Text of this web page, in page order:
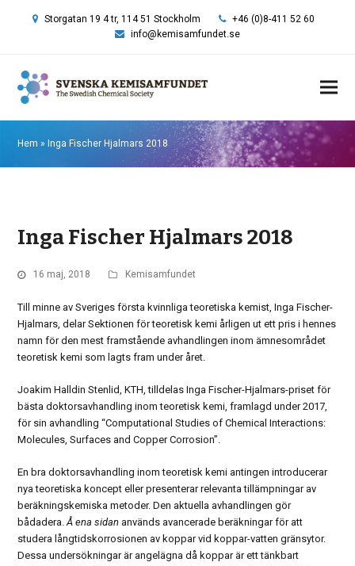
Storgatan 19 4 tr, 114 51 Stockholm
+46 (0)8-411 52 60
info@kemisamfundet.se
Hem » Inga Fischer Hjalmars 2018
Inga Fischer Hjalmars 2018
16 maj, 2018 Kemisamfundet
Till minne av Sveriges första kvinnliga teoretiska kemist, Inga Fischer-
Hjalmars, delar Sektionen för teoretisk kemi årligen ut ett pris i hennes
namn för den mest framstående avhandlingen inom ämnesområdet
teoretisk kemi som lagts fram under året.
Joakim Halldin Stenlid, KTH, tilldelas Inga Fischer-Hjalmars-priset för
bästa doktorsavhandling inom teoretisk kemi, framlagd under 2017,
för sin avhandling “Computational Studies of Chemical Interactions:
Molecules, Surfaces and Copper Corrosion”.
En bra doktorsavhandling inom teoretisk kemi antingen introducerar
nya teoretiska koncept eller presenterar relevanta tillämpningar av
beräkningskemiska metoder. Den aktuella avhandlingen gör
bådadera.Å ena sidan används avancerade beräkningar för att
studera långtidskorrosionen av koppar vid koppar-vatten gränsytor.
Dessa undersökningar är angelägna då koppar är ett tänkbart